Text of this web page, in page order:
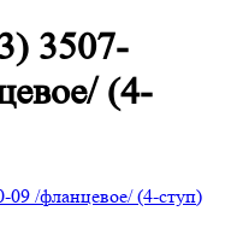
3507-
(4-